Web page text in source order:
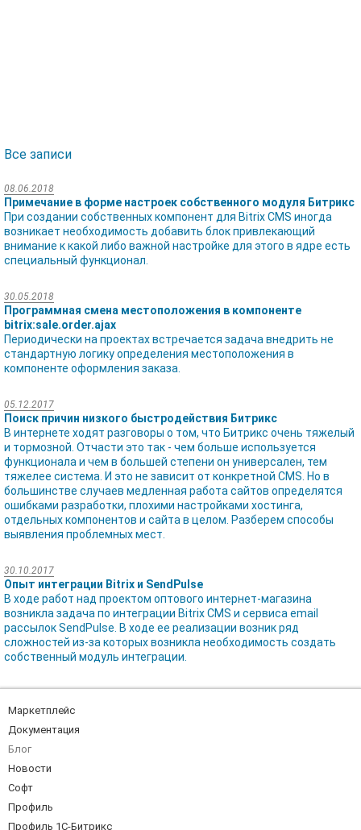
Все записи
08.06.2018
Примечание в форме настроек собственного модуля Битрикс
При создании собственных компонент для Bitrix CMS иногда
возникает необходимость добавить блок привлекающий
внимание к какой либо важной настройке для этого в ядре есть
специальный функционал.
30.05.2018
Программная смена местоположения в компоненте
bitrix:sale.order.ajax
Периодически на проектах встречается задача внедрить не
стандартную логику определения местоположения в
компоненте оформления заказа.
05.12.2017
Поиск причин низкого быстродействия Битрикс
В интернете ходят разговоры о том, что Битрикс очень тяжелый
и тормозной. Отчасти это так - чем больше используется
функционала и чем в большей степени он универсален, тем
тяжелее система. И это не зависит от конкретной CMS. Но в
большинстве случаев медленная работа сайтов определятся
ошибками разработки, плохими настройками хостинга,
отдельных компонентов и сайта в целом. Разберем способы
выявления проблемных мест.
30.10.2017
Опыт интеграции Bitrix и SendPulse
В ходе работ над проектом оптового интернет-магазина
возникла задача по интеграции Bitrix CMS и сервиса email
рассылок SendPulse. В ходе ее реализации возник ряд
сложностей из-за которых возникла необходимость создать
собственный модуль интеграции.
Маркетплейс
Документация
Блог
Новости
Софт
Профиль
Профиль 1С-Битрикс